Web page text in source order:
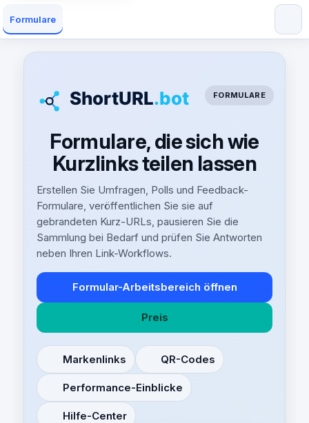
Formulare
FORMULARE
Formulare, die sich wie
Kurzlinks teilen lassen
Erstellen Sie Umfragen, Polls und Feedback-
Formulare, veröffentlichen Sie sie auf
gebrandeten Kurz-URLs, pausieren Sie die
Sammlung bei Bedarf und prüfen Sie Antworten
neben Ihren Link-Workflows.
Formular-Arbeitsbereich öffnen
Preis
Markenlinks QR-Codes
Performance-Einblicke
Hilfe-Center